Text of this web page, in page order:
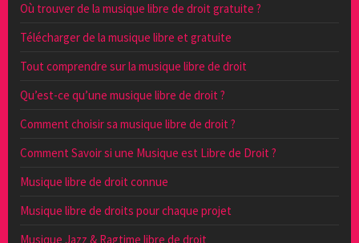
Où trouver de la musique libre de droit gratuite ?
Télécharger de la musique libre et gratuite
Tout comprendre sur la musique libre de droit
Qu’est-ce qu’une musique libre de droit ?
Comment choisir sa musique libre de droit ?
Comment Savoir si une Musique est Libre de Droit ?
Musique libre de droit connue
Musique libre de droits pour chaque projet
Musique Jazz & Ragtime libre de droit